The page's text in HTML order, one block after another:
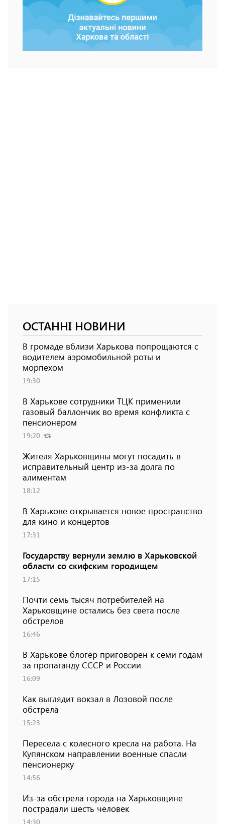
ОСТАННІ НОВИНИ
В громаде вблизи Харькова попрощаются с
водителем аэромобильной роты и
морпехом
19:30
В Харькове сотрудники ТЦК применили
газовый баллончик во время конфликта с
пенсионером
19:20
Жителя Харьковщины могут посадить в
исправительный центр из-за долга по
алиментам
18:12
В Харькове открывается новое пространство
для кино и концертов
17:31
Государству вернули землю в Харьковской
области со скифским городищем
17:15
Почти семь тысяч потребителей на
Харьковщине остались без света после
обстрелов
16:46
В Харькове блогер приговорен к семи годам
за пропаганду СССР и России
16:09
Как выглядит вокзал в Лозовой после
обстрела
15:23
Пересела с колесного кресла на работа. На
Купянском направлении военные спасли
пенсионерку
14:56
Из-за обстрела города на Харьковщине
пострадали шесть человек
14:30